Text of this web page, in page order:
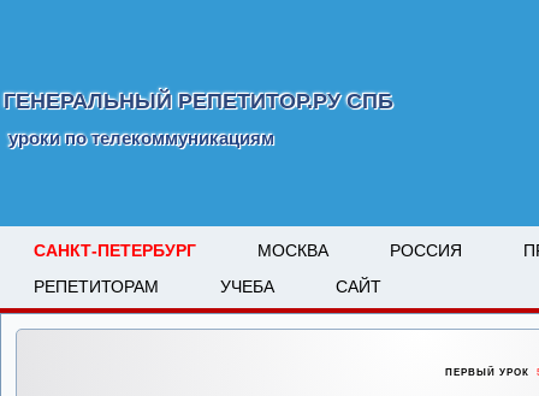
ГЕНЕРАЛЬНЫЙ РЕПЕТИТОР.РУ СПБ
уроки по телекоммуникациям
САНКТ-ПЕТЕРБУРГ МОСКВА РОССИЯ
РЕПЕТИТОРАМ
УЧЕБА САЙТ
ПЕРВЫЙ УРОК